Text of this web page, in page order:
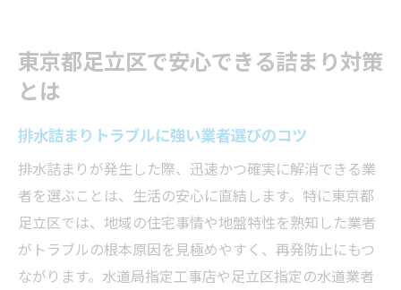
東京都足立区で安心できる詰まり対策
とは
排水詰まりトラブルに強い業者選びのコツ
排水詰まりが発生した際、迅速かつ確実に解消できる業
者を選ぶことは、生活の安心に直結します。特に東京都
足立区では、地域の住宅事情や地盤特性を熟知した業者
がトラブルの根本原因を見極めやすく、再発防止にもつ
ながります。水道局指定工事店や足立区指定の水道業者